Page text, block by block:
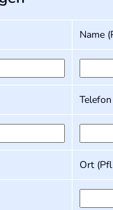
Name
Telefon
Ort